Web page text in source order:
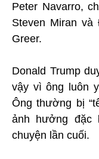
Peter Navarro,
Steven Miran
Greer.
Donald Trump
vậy vì ông luôn
Ông thường bị
ảnh hưởng đặc
chuyện lần cuối.